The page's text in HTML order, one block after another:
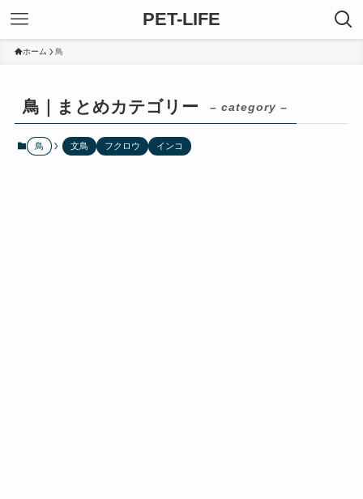
PET-LIFE
ホーム 鳥
鳥｜まとめカテゴリー – category –
鳥 文鳥 フクロウ インコ